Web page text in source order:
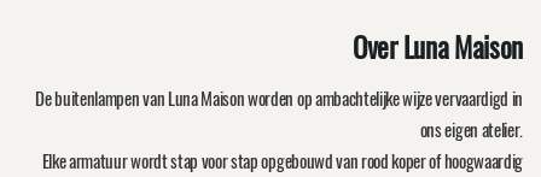
Over Luna Maison
De buitenlampen van Luna Maison worden op ambachtelijke wijze vervaardigd in
ons eigen atelier.
Elke armatuur wordt stap voor stap opgebouwd van rood koper of hoogwaardig